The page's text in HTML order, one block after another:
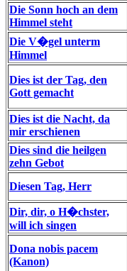
Die Sonn hoch an dem
Himmel steht
Die V�gel unterm
Himmel
Dies ist der Tag, den
Gott gemacht
Dies ist die Nacht, da
mir erschienen
Dies sind die heilgen
zehn Gebot
Diesen Tag, Herr
Dir, dir, o H�chster,
will ich singen
Dona nobis pacem
(Kanon)